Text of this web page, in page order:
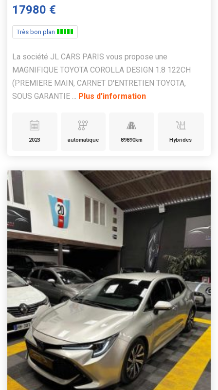
17980 €
Très bon plan
La société JL CARS PARIS vous propose une
MAGNIFIQUE TOYOTA COROLLA DESIGN 1.8 122CH
(PREMIERE MAIN, CARNET D'ENTRETIEN TOYOTA,
SOUS GARANTIE ... Plus d'information
2023 automatique 89890km Hybrides